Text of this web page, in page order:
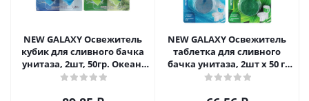
NEW GALAXY Освежитель
кубик для сливного бачка
унитаза, 2шт, 50гр. Океан,
лес
NEW GALAXY Освежитель
таблетка для сливного
бачка унитаза, 2шт x 50 г,
океан, лес